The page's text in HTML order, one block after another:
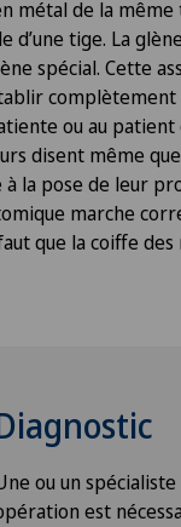
métal de la même
d’une tige. La
spécial. Cette
complètement
ou au
disent même
la pose de leur
marche
que la coiffe
ou un
est